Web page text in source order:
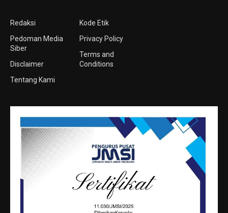
Redaksi
Pedoman Media
Siber
Disclaimer
Tentang Kami
Kode Etik
Privacy Policy
Terms and
Conditions